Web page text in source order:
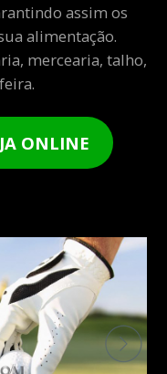
assim os
alimentação.
mercearia, talho,
ONLINE